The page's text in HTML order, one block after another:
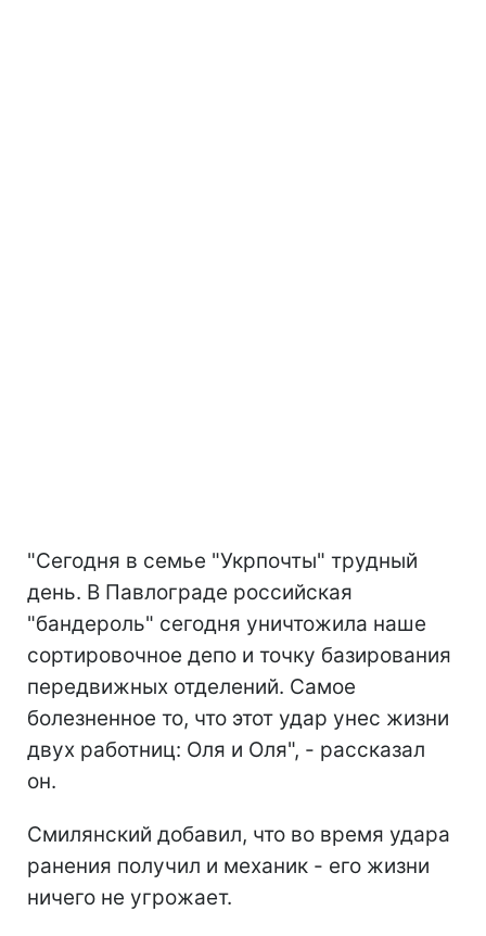
"Сегодня в семье "Укрпочты" трудный
день. В Павлограде российская
"бандероль" сегодня уничтожила наше
сортировочное депо и точку базирования
передвижных отделений. Самое
болезненное то, что этот удар унес жизни
двух работниц: Оля и Оля", - рассказал
он.
Смилянский добавил, что во время удара
ранения получил и механик - его жизни
ничего не угрожает.